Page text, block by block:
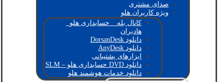
صدای مشتری
ویژه کاربران هلو
کانال بله _ حسابداری هلو_
هادیران
دانلود DorsanDesk
دانلود AnyDesk
ابزارهای پشتیبانی
دانلود DVD حسابداری هلو – SLM
دانلود خدمات هوشمند هلو